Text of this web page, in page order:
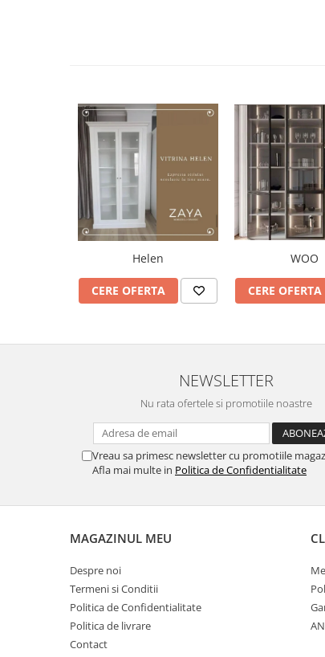
Helen
CERE OFERTA
WOO
CERE OFERTA
NEWSLETTER
Nu rata ofertele si promotiile noastre
Vreau sa primesc newsletter cu promotiile
Afla mai multe in Politica de Confidentialitate
MAGAZINUL MEU
Despre noi
Termeni si Conditii
Politica de Confidentialitate
Politica de livrare
Contact